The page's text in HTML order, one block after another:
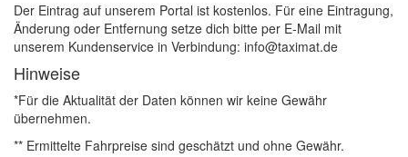
Der Eintrag auf unserem Portal ist kostenlos. Für eine Eintragung,
Änderung oder Entfernung setze dich bitte per E-Mail mit
unserem Kundenservice in Verbindung: info@taximat.de
Hinweise
*Für die Aktualität der Daten können wir keine Gewähr
übernehmen.
** Ermittelte Fahrpreise sind geschätzt und ohne Gewähr.